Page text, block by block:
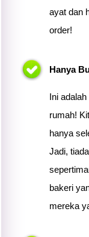
ayat dan
order!
Hanya
Ini
rumah!
hanya
Jadi,
bakeri
mereka